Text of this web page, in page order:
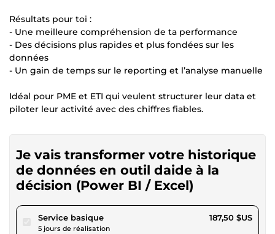
Résultats pour toi :
- Une meilleure compréhension de ta performance
- Des décisions plus rapides et plus fondées sur les
données
- Un gain de temps sur le reporting et l’analyse manuelle
Idéal pour PME et ETI qui veulent structurer leur data et
piloter leur activité avec des chiffres fiables.
Je vais transformer votre historique
de données en outil daide à la
décision (Power BI / Excel)
Service basiquepour 172,81 $US
5 jours de réalisation
187,50 $US